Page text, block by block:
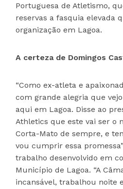
Portuguesa de Atletismo,
reservas a fasquia elevada
organização em Lagoa.
A certeza de Domingos
“Como ex-atleta e
com grande alegria que
aqui em Lagoa. Disse ao
Athletics que este vai ser o
Corta-Mato de sempre, e
vou cumprir essa
trabalho desenvolvido em
Município de Lagoa. “A
incansável, trabalhou noite